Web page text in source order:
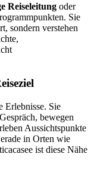
Reiseleitung oder
Sie
sondern verstehen
Erlebnisse. Sie
bewegen
Aussichtspunkte
in Orten wie
ist diese Nähe